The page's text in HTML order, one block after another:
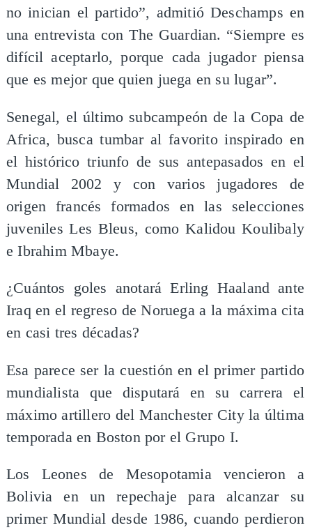
no inician el partido”, admitió Deschamps en
una entrevista con The Guardian. “Siempre es
difícil aceptarlo, porque cada jugador piensa
que es mejor que quien juega en su lugar”.
Senegal, el último subcampeón de la Copa de
Africa, busca tumbar al favorito inspirado en
el histórico triunfo de sus antepasados en el
Mundial 2002 y con varios jugadores de
origen francés formados en las selecciones
juveniles Les Bleus, como Kalidou Koulibaly
e Ibrahim Mbaye.
¿Cuántos goles anotará Erling Haaland ante
Iraq en el regreso de Noruega a la máxima cita
en casi tres décadas?
Esa parece ser la cuestión en el primer partido
mundialista que disputará en su carrera el
máximo artillero del Manchester City la última
temporada en Boston por el Grupo I.
Los Leones de Mesopotamia vencieron a
Bolivia en un repechaje para alcanzar su
primer Mundial desde 1986, cuando perdieron